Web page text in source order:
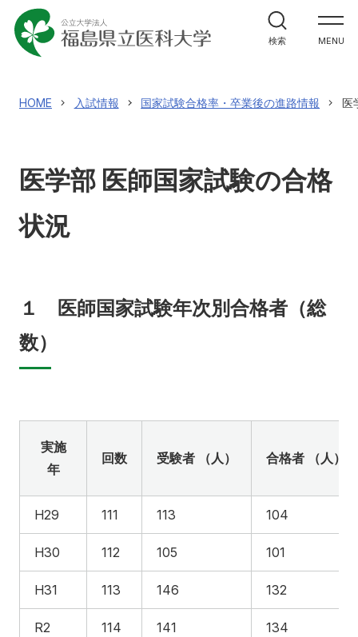
MENU
大学紹介
大学紹介
福島県立医科大学の理念
3つの方針（ポリシー）
キャンパスの施設
広報活動
情報公開
校歌・逍遥歌
教育
研究
研究者情報検索
業績集
産学連携・寄附講座
委員会等
研究情報公開
よくあるご質問（FAQ）
診療
地域貢献
地域貢献
県民健康調査 HP
ふたば救急総合医療支援センター
公開講座
エコチル調査 福島ユニットセンター HP
入試情報
看護学部
別科助産学専攻
大学院
オープンキャンパス
対象者別
検索
HOME 入試情報 国家試験合格率・卒業後の進路情報 医
医学部 医師国家試験の合格
状況
１ 医師国家試験年次別合格者（総
数）
実施
年
回数 受験者 （人） 合格者 （人）
H29 111 113 104
H30 112 105 101
H31 113 146 132
R2 114 141 134